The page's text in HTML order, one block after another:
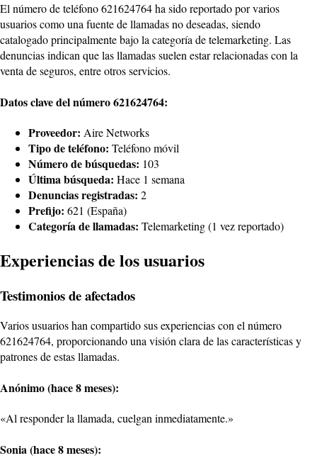
El número de teléfono 621624764 ha sido reportado por varios
usuarios como una fuente de llamadas no deseadas, siendo
catalogado principalmente bajo la categoría de telemarketing. Las
denuncias indican que las llamadas suelen estar relacionadas con la
venta de seguros, entre otros servicios.
Datos clave del número 621624764:
Proveedor: Aire Networks
Tipo de teléfono: Teléfono móvil
Número de búsquedas: 103
Última búsqueda: Hace 1 semana
Denuncias registradas: 2
Prefijo: 621 (España)
Categoría de llamadas: Telemarketing (1 vez reportado)
Experiencias de los usuarios
Testimonios de afectados
Varios usuarios han compartido sus experiencias con el número
621624764, proporcionando una visión clara de las características y
patrones de estas llamadas.
Anónimo (hace 8 meses):
«Al responder la llamada, cuelgan inmediatamente.»
Sonia (hace 8 meses):